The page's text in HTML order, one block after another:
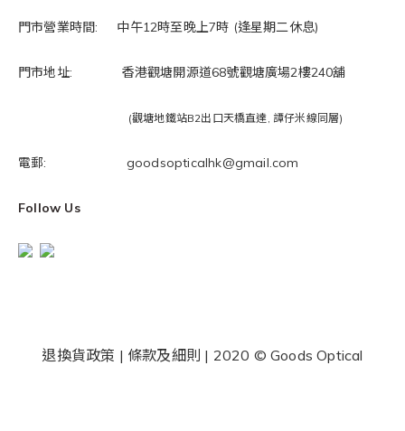
門市營業時間: 中午12時至晚上7時 (逢星期二休息)
門市地址: 香港觀塘開源道68號觀塘廣場2樓240舖
(觀塘地鐵站B2出口天橋直達, 譚仔米線同層)
電郵: goodsopticalhk@gmail.com
Follow Us
退換貨政策 | 條款及細則 | 2020 © Goods Optical